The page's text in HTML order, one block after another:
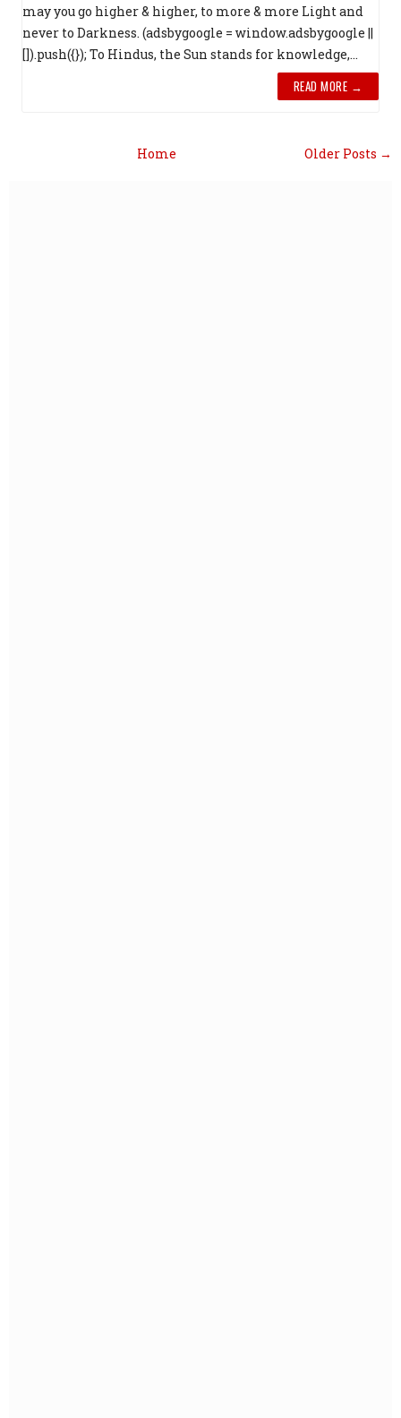
may you go higher & higher, to more & more Light and
never to Darkness. (adsbygoogle = window.adsbygoogle ||
[]).push({}); To Hindus, the Sun stands for knowledge,...
READ MORE →
Older Posts →
Home